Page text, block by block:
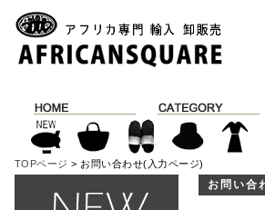
TOPページ > お問い合わせ(入力ページ)
お問い合